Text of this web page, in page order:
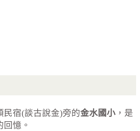
民宿(談古說金)旁的金水國小 ，是
憶。